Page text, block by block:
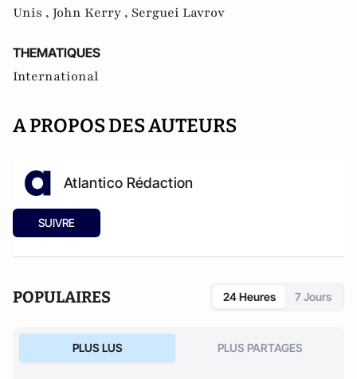
Unis , John Kerry , Serguei Lavrov
THEMATIQUES
International
A PROPOS DES AUTEURS
Atlantico Rédaction
SUIVRE
POPULAIRES 24 Heures 7 Jours
PLUS LUS PLUS PARTAGES